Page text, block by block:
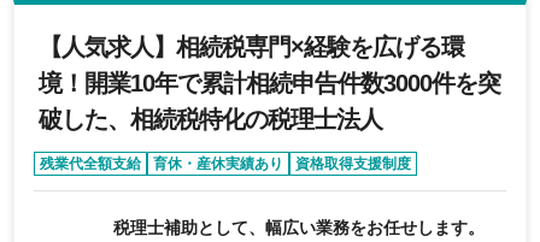
【人気求人】相続税専門×経験を広げる環
境！開業10年で累計相続申告件数3000件を突
破した、相続税特化の税理士法人
残業代全額支給 育休・産休実績あり
資格取得支援制度
退職金制度あり
シニア歓迎
税理士補助として、幅広い業務をお任せします。